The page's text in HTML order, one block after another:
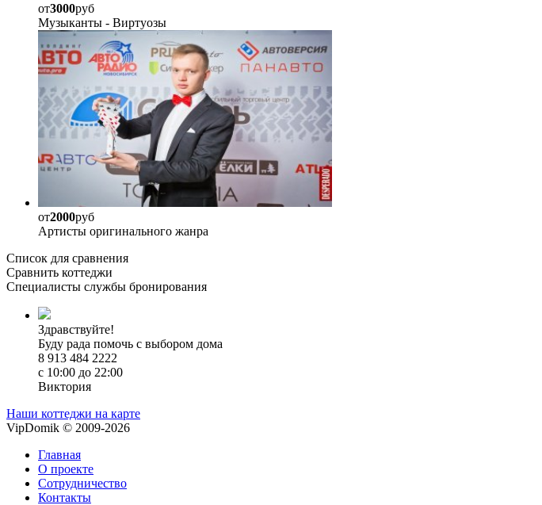
от3000руб
Музыканты - Виртуозы
от2000руб
Артисты оригинального жанра
Список для сравнения
Сравнить коттеджи
Специалисты службы бронирования
Здравствуйте!
Буду рада помочь с выбором дома
8 913 484 2222
с 10:00 до 22:00
Виктория
Наши коттеджи на карте
VipDomik © 2009-2026
Главная
О проекте
Сотрудничество
Контакты